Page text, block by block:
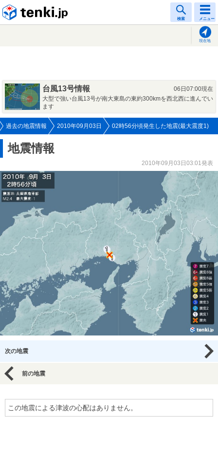
検索 メニュー
現在地
台風13号情報
06日07:00現在
大型で強い台風13号が南大東島の東約300kmを西北西に進んでい
ます
過去の地震情報 2010年09月03日 02時56分頃発生した地震(最大震度1)
地震情報
2010年09月03日03:01発表
次の地震
前の地震
この地震による津波の心配はありません。